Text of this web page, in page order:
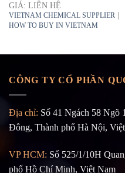
GIÁ: LIÊN HỆ
VIETNAM CHEMICAL SUPPLIER
HOW TO BUY IN VIETNAM
CÔNG TY CỔ PHẦN
Địa chỉ: Số 41 Ngách 58 Ngõ
Đông, Thành phố Hà Nội,
VP HCM: Số 525/1/10H
phố Hồ Chí Minh, Việt Nam